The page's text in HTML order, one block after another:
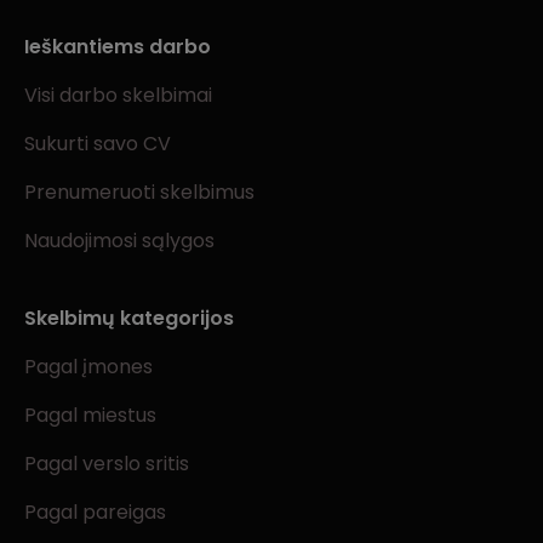
Ieškantiems darbo
Visi darbo skelbimai
Sukurti savo CV
Prenumeruoti skelbimus
Naudojimosi sąlygos
Skelbimų kategorijos
Pagal įmones
Pagal miestus
Pagal verslo sritis
Pagal pareigas